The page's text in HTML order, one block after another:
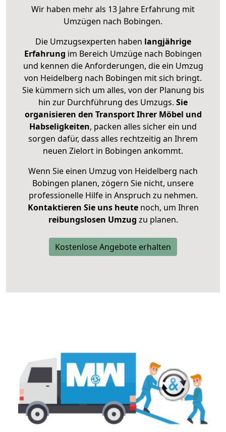
Wir haben mehr als 13 Jahre Erfahrung mit
Umzügen nach Bobingen.
Die Umzugsexperten haben langjährige
Erfahrung im Bereich Umzüge nach Bobingen
und kennen die Anforderungen, die ein Umzug
von Heidelberg nach Bobingen mit sich bringt.
Sie kümmern sich um alles, von der Planung bis
hin zur Durchführung des Umzugs. Sie
organisieren den Transport Ihrer Möbel und
Habseligkeiten, packen alles sicher ein und
sorgen dafür, dass alles rechtzeitig an Ihrem
neuen Zielort in Bobingen ankommt.
Wenn Sie einen Umzug von Heidelberg nach
Bobingen planen, zögern Sie nicht, unsere
professionelle Hilfe in Anspruch zu nehmen.
Kontaktieren Sie uns heutenoch, um Ihren
reibungslosen Umzug zu planen.
Kostenlose Angebote erhalten